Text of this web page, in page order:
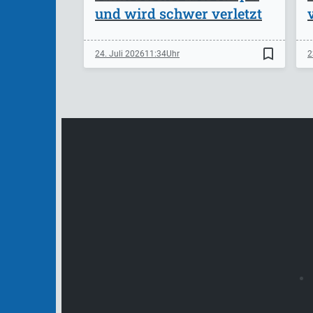
und wird schwer verletzt
24. Juli 202611:34 bookmark_border